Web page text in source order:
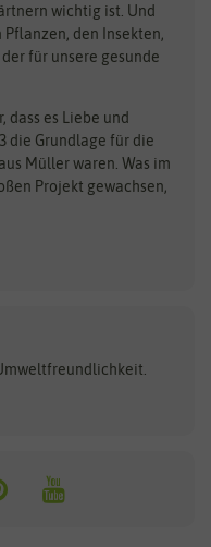
Dürr-Samen
elho
Feldsaaten Freudenberger
Fertil
Flora Elite
Hortitops
JUB Holland
wichtig ist. Und
den Insekten,
für unsere gesunde
dass es Liebe und
die Grundlage für die
Müller waren. Was im
Projekt gewachsen,